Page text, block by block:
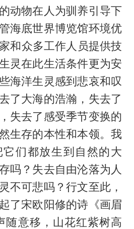
动物在人为驯养引导下
海底世界博览馆环境优
和众多工作人员提供技
灵在此生活条件更为安
海洋生灵感到悲哀和叹
了大海的浩瀚，失去了
失去了感受季节变换的
生存的本性和本领。我
们都放生到自然的大
吗？失去自由沦落为人
不可悲吗？行文至此，
了宋欧阳修的诗《画眉
随意移，山花红紫树高